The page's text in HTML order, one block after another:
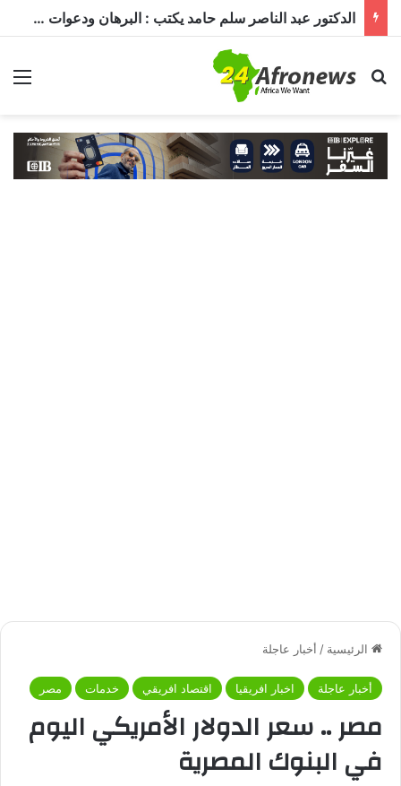
الدكتور عبد الناصر سلم حامد يكتب : البرهان ودعوات الترشيح.. قراءة في تحديات الحكم ومستقبل الدولة
بحث عن
الرئيسية / أخبار عاجلة
أخبار عاجلة اخبار افريقيا اقتصاد افريقي خدمات مصر
مصر .. سعر الدولار الأمريكي اليوم
في البنوك المصرية